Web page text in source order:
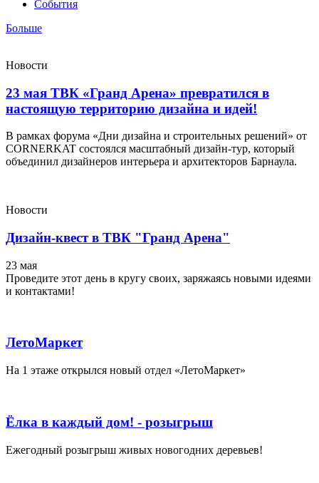
заканчивая
Мебельные
вас!
События
Больше
Новости
23 мая ТВК «Гранд Арена» превратился в
настоящую территорию дизайна и идей!
В рамках форума «Дни дизайна и строительных решений» от
CORNERKAT состоялся масштабный дизайн-тур, который
объединил дизайнеров интерьера и архитекторов Барнаула.
Новости
Дизайн-квест в ТВК "Гранд Арена"
23 мая
Проведите этот день в кругу своих, заряжаясь новыми идеями
и контактами!
ЛетоМаркет
На 1 этаже открылся новый отдел «ЛетоМаркет»
Ёлка в каждый дом! - розыгрыш
Ежегодный розыгрыш живых новогодних деревьев!